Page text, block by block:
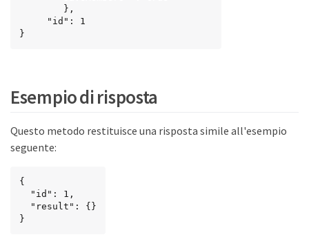
}
Esempio di risposta
Questo metodo restituisce una risposta simile all'esempio
seguente:
{
}